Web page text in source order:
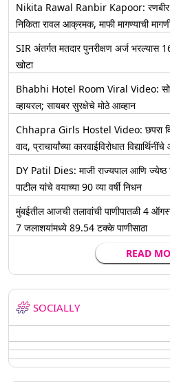
Nikita Rawal Ranbir Kapoor: रणबीर
निकिता रावल आक्रमक, माफी मागण्याची
SIR अंतर्गत मतदार पुनरीक्षण अर्ज भरल्यास
खोटा
Bhabhi Hotel Room Viral Video:
व्हायरल; सायबर सुरक्षेचे मोठे आव्हान
Chhapra Girls Hostel Video: छपरा
वाद, प्राचार्यांच्या कारवाईविरोधात
DY Patil Dies: माजी राज्यपाल आणि ज्येष्ठ
पाटील यांचे वयाच्या 90 व्या वर्षी निधन
मुंबईतील आजची तलावांची पाणीपातळी 4
7 जलाशयांमध्ये 89.54 टक्के पाणीसाठा
READ
SOCIALLY